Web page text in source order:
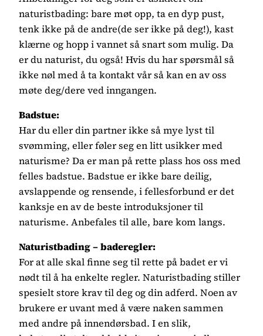
naturistbading: bare møt opp, ta en dyp pust,
tenk ikke på de andre(de ser ikke på deg!), kast
klærne og hopp i vannet så snart som mulig. Da
er du naturist, du også! Hvis du har spørsmål så
ikke nøl med å ta kontakt vår så kan en av oss
møte deg/dere ved inngangen.
Badstue:
Har du eller din partner ikke så mye lyst til
svømming, eller føler seg en litt usikker med
naturisme? Da er man på rette plass hos oss med
felles badstue. Badstue er ikke bare deilig,
avslappende og rensende, i fellesforbund er det
kanksje en av de beste introduksjoner til
naturisme. Anbefales til alle, bare kom langs.
Naturistbading – baderegler:
For at alle skal finne seg til rette på badet er vi
nødt til å ha enkelte regler. Naturistbading stiller
spesielt store krav til deg og din adferd. Noen av
brukere er uvant med å være naken sammen
med andre på innendørsbad. I en slik,